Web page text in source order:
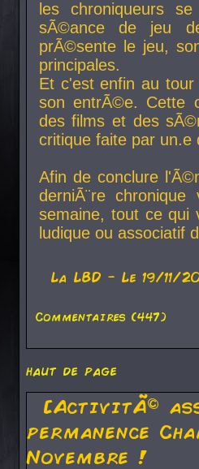
les chroniqueurs
sÃ©ance de jeu
prÃ©sente le jeu,
principales.
Et c'est enfin au
son entrÃ©e. Cette
des films et des
critique faite par
Afin de conclure
derniÃ¨re
semaine, tout ce qui
ludique ou associatif
La LBD - Le 19/11/
Commentaires (447)
haut de page
[ActivitÃ©
permanence
Novembre !